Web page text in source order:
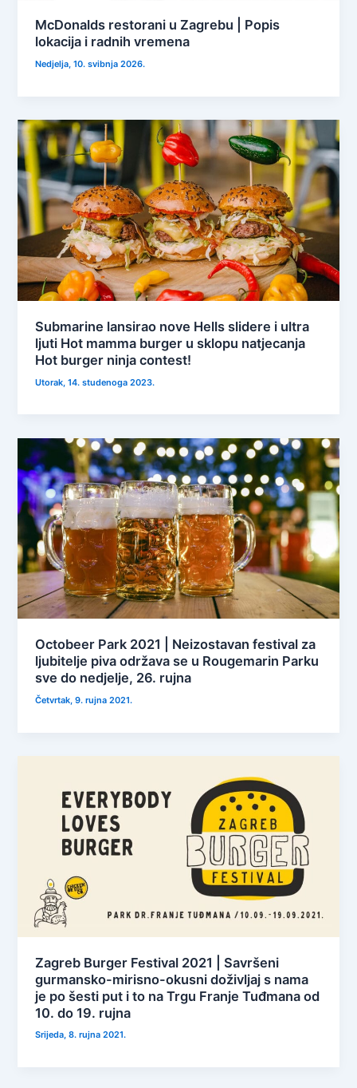
McDonalds restorani u Zagrebu | Popis
lokacija i radnih vremena
Nedjelja, 10. svibnja 2026.
Submarine lansirao nove Hells slidere i ultra
ljuti Hot mamma burger u sklopu natjecanja
Hot burger ninja contest!
Utorak, 14. studenoga 2023.
Octobeer Park 2021 | Neizostavan festival za
ljubitelje piva održava se u Rougemarin Parku
sve do nedjelje, 26. rujna
Četvrtak, 9. rujna 2021.
Zagreb Burger Festival 2021 | Savršeni
gurmansko-mirisno-okusni doživljaj s nama
je po šesti put i to na Trgu Franje Tuđmana od
10. do 19. rujna
Srijeda, 8. rujna 2021.